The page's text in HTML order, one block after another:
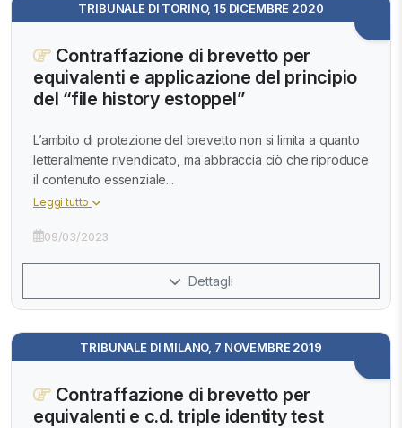
TRIBUNALE DI TORINO, 15 DICEMBRE 2020
Contraffazione di brevetto per
equivalenti e applicazione del principio
del “file history estoppel”
L’ambito di protezione del brevetto non si limita a quanto
letteralmente rivendicato, ma abbraccia ciò che riproduce
il contenuto essenziale...
Leggi tutto
09/03/2023
Dettagli
TRIBUNALE DI MILANO, 7 NOVEMBRE 2019
Contraffazione di brevetto per
equivalenti e c.d. triple identity test